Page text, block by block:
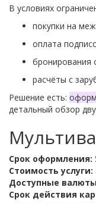
В условиях
покупки на
оплата
бронирования
расчёты с
Решение есть:
детальный обзор
Срок оформления:
Стоимость услуги:
Доступные
Срок действия